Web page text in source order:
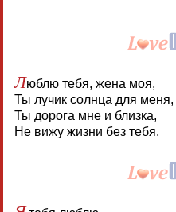
Люблю тебя, жена моя,
Ты лучик солнца для меня,
Ты дорога мне и близка,
Не вижу жизни без тебя.